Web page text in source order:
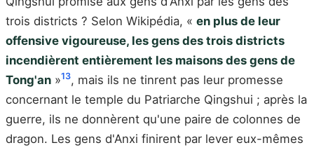
trois districts ? Selon Wikipédia, « en plus de leur
offensive vigoureuse, les gens des trois districts
incendièrent entièrement les maisons des gens de
Tong'an »13, mais ils ne tinrent pas leur promesse
concernant le temple du Patriarche Qingshui ; après la
guerre, ils ne donnèrent qu'une paire de colonnes de
dragon. Les gens d'Anxi finirent par lever eux-mêmes